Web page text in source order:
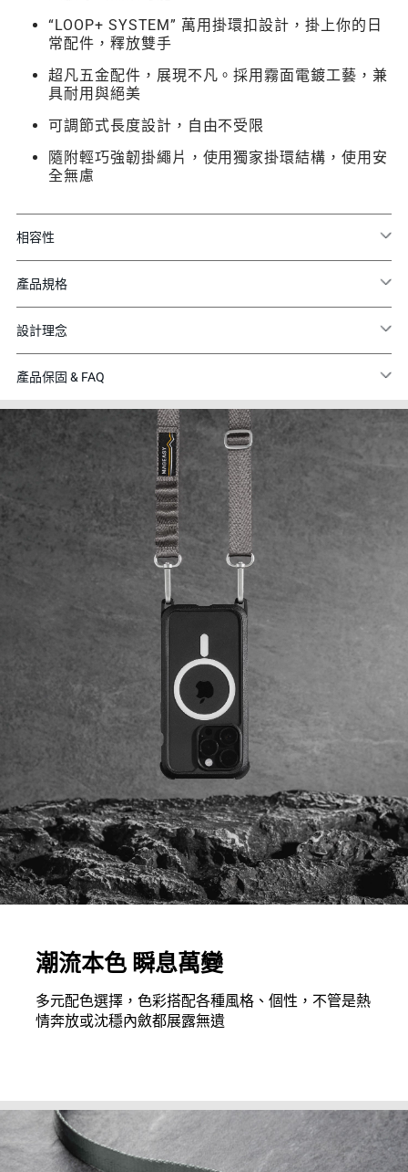
“LOOP+ SYSTEM” 萬用掛環扣設計，掛上你的日
常配件，釋放雙手
超凡五金配件，展現不凡。採用霧面電鍍工藝，兼
具耐用與絕美
可調節式長度設計，自由不受限
隨附輕巧強韌掛繩片，使用獨家掛環結構，使用安
全無慮
相容性
產品規格
設計理念
產品保固 & FAQ
潮流本色 瞬息萬變
多元配色選擇，色彩搭配各種風格、個性，不管是熱
情奔放或沈穩內斂都展露無遺